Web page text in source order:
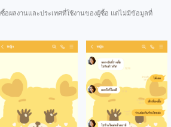
อผลงานและประเทศที่ใช้งานของผู้ซื้อ แต่ไม่มีข้อมูลที่